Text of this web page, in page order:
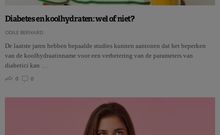
Diabetes en koolhydraten: wel of niet?
ODILE BERNARD
De laatste jaren hebben bepaalde studies kunnen aantonen dat het beperken
van de koolhydraatinname voor een verbetering van de parameters van
diabetici kan …
0
0